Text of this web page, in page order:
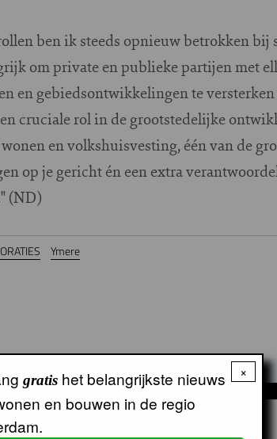
ben ik steeds opnieuw betrokken
om private en publieke partijen met
en gebiedsontwikkelingen te versterken
cruciale rol in de grootstedelijke
en volkshuisvesting, één van de
op je gericht én een extra
(ND)
Ymere
GERELATEERDE ARTIKELEN
×
gratis het belangrijkste nieuws
en bouwen in de regio